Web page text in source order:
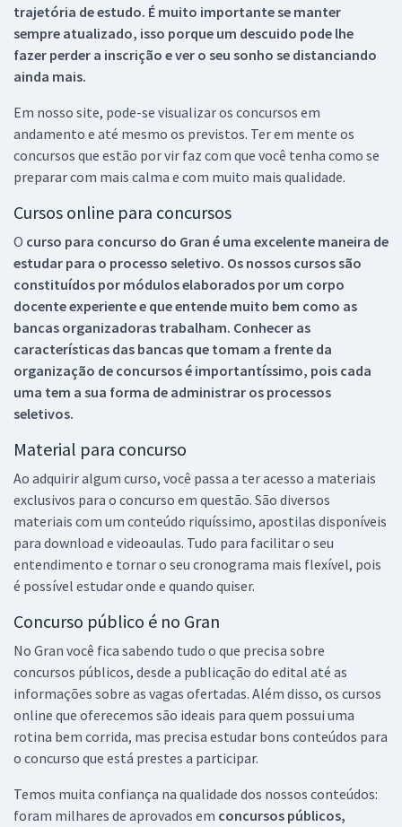
trajetória de estudo. É muito importante se manter
sempre atualizado, isso porque um descuido pode lhe
fazer perder a inscrição e ver o seu sonho se distanciando
ainda mais.
Em nosso site, pode-se visualizar os concursos em
andamento e até mesmo os previstos. Ter em mente os
concursos que estão por vir faz com que você tenha como se
preparar com mais calma e com muito mais qualidade.
Cursos online para concursos
O curso para concurso do Gran é uma excelente maneira de
estudar para o processo seletivo. Os nossos cursos são
constituídos por módulos elaborados por um corpo
docente experiente e que entende muito bem como as
bancas organizadoras trabalham. Conhecer as
características das bancas que tomam a frente da
organização de concursos é importantíssimo, pois cada
uma tem a sua forma de administrar os processos
seletivos.
Material para concurso
Ao adquirir algum curso, você passa a ter acesso a materiais
exclusivos para o concurso em questão. São diversos
materiais com um conteúdo riquíssimo, apostilas disponíveis
para download e videoaulas. Tudo para facilitar o seu
entendimento e tornar o seu cronograma mais flexível, pois
é possível estudar onde e quando quiser.
Concurso público é no Gran
No Gran você fica sabendo tudo o que precisa sobre
concursos públicos, desde a publicação do edital até as
informações sobre as vagas ofertadas. Além disso, os cursos
online que oferecemos são ideais para quem possui uma
rotina bem corrida, mas precisa estudar bons conteúdos para
o concurso que está prestes a participar.
Temos muita confiança na qualidade dos nossos conteúdos:
foram milhares de aprovados em concursos públicos,